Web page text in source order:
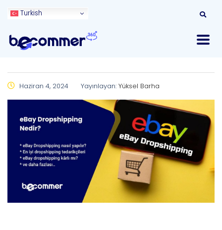
Turkish
Haziran 4, 2024 Yayınlayan: Yüksel Barha